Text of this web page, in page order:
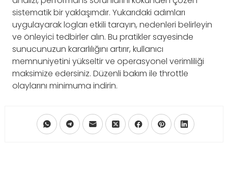
sistematik bir yaklaşımdır. Yukarıdaki adımları
uygulayarak logları etkili tarayın, nedenleri belirleyin
ve önleyici tedbirler alın. Bu pratikler sayesinde
sunucunuzun kararlılığını artırır, kullanıcı
memnuniyetini yükseltir ve operasyonel verimliliği
maksimize edersiniz. Düzenli bakım ile throttle
olaylarını minimuma indirin.